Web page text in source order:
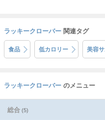
ラッキークローバー 関連タグ
食品 低カロリー 美容
ラッキークローバー のメニュー
総合 (5)